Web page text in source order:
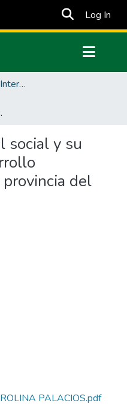
Log In
Facultad de Comercio Internacional, Integración, Administración y Economía Empresarial
del Carchi
social y su
del
PALACIOS.pdf